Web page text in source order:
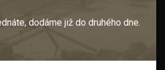
dodáme již do druhého dne.